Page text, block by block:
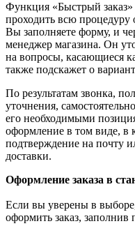
Функция «Быстрый заказ»
проходить всю процедуру
Вы заполняете форму, и
менеджер магазина. Он
на вопросы, касающиеся
также подскажет о
По результатам звонка,
уточнения,
его необходимыми
оформление в том виде, в
подтверждение на почту
доставки.
Оформление заказа в
Если вы уверены в
оформить заказ,